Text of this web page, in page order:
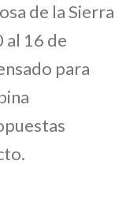
de la Sierra
al 16 de
para